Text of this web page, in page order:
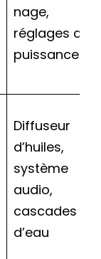
nage,
réglages de
puissance
Diffuseur
d’huiles,
système
audio,
cascades
d’eau